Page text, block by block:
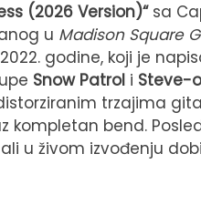
(2026 Version)“sa
u Madison Square
godine, koji je
Snow Patrol i Steve-
trzajima
kompletan bend.
u živom izvođenju